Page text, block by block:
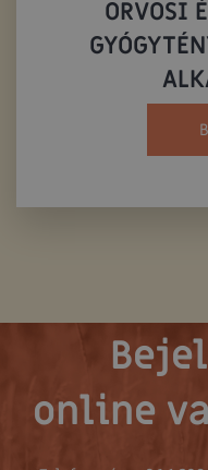
ORVOSI
online